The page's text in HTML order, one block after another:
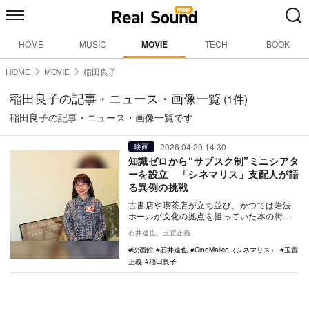
HOME MUSIC MOVIE TECH BOOK
HOME MOVIE 稲田良子
稲田良子の記事・ニュース・画像一覧 (1件)
稲田良子の記事・ニュース・画像一覧です
映画 2026.04.20 14:30
知識ゼロから“サブスク制”ミニシアタ
ーを設立 「シネマリス」支配人が語
る異例の挑戦
古書店や喫茶店が立ち並び、かつては岩波
ホールが文化の拠点を担っていた本の街・
神保町。2025年12月19日、この街に新たな
ミニシ…
石井達也、玉置正義
映画館
石井達也 CineMalice（シネマリス）
玉置
正義
稲田良子